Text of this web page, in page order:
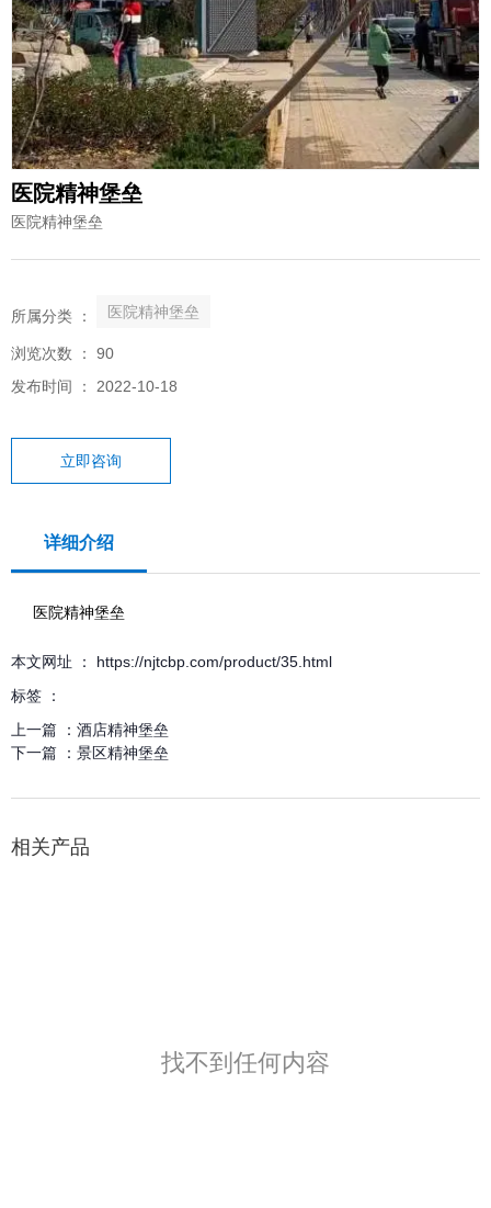
医院精神堡垒
医院精神堡垒
所属分类 ： 医院精神堡垒
浏览次数 ： 90
发布时间 ： 2022-10-18
立即咨询
详细介绍
医院精神堡垒
本文网址 ： https://njtcbp.com/product/35.html
标签 ：
上一篇 ： 酒店精神堡垒
下一篇 ： 景区精神堡垒
相关产品
找不到任何内容